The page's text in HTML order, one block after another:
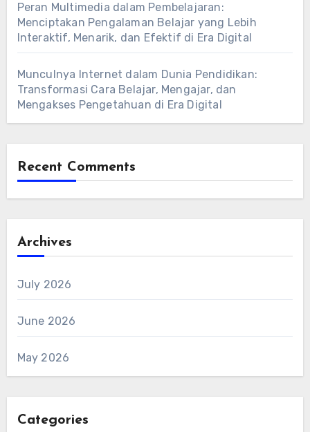
Peran Multimedia dalam Pembelajaran:
Menciptakan Pengalaman Belajar yang Lebih
Interaktif, Menarik, dan Efektif di Era Digital
Munculnya Internet dalam Dunia Pendidikan:
Transformasi Cara Belajar, Mengajar, dan
Mengakses Pengetahuan di Era Digital
Recent Comments
Archives
July 2026
June 2026
May 2026
Categories